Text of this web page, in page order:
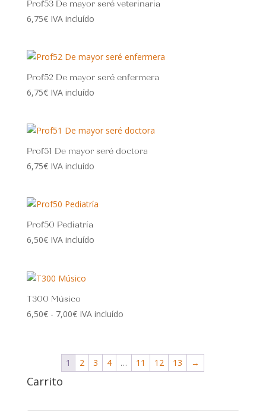
Prof53 De mayor seré veterinaria
6,75€ IVA incluído
Prof52 De mayor seré enfermera
6,75€ IVA incluído
Prof51 De mayor seré doctora
6,75€ IVA incluído
Prof50 Pediatría
6,50€ IVA incluído
T300 Músico
6,50€ - 7,00€Rango
desde
6,50€
IVA incluído
1 2 3 4 … 11 12 13 →
Carrito